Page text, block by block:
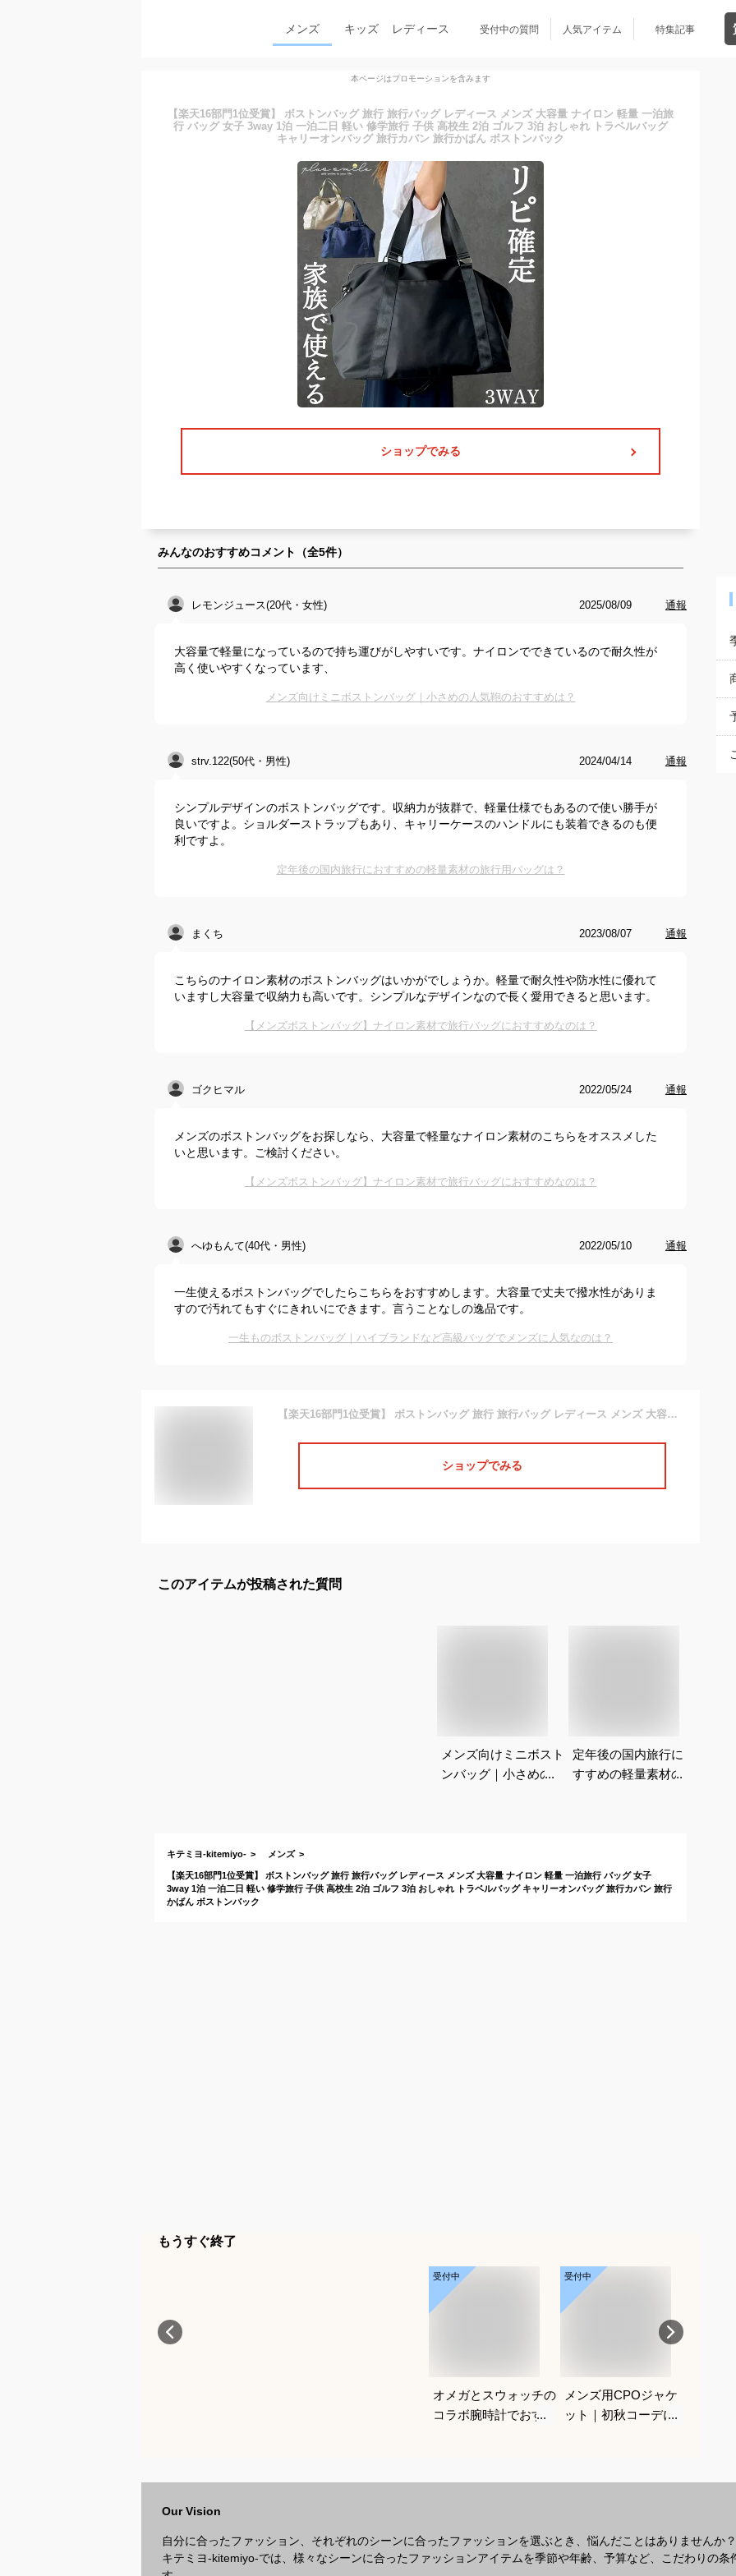
メンズ キッズ レディース 受付中の質問 人気アイテム 特集記事
本ページはプロモーションを含みます
【楽天16部門1位受賞】 ボストンバッグ 旅行 旅行バッグ レディース メンズ 大容量 ナイロン 軽量 一泊旅
行 バッグ 女子 3way 1泊 一泊二日 軽い 修学旅行 子供 高校生 2泊 ゴルフ 3泊 おしゃれ トラベルバッグ
キャリーオンバッグ 旅行カバン 旅行かばん ボストンバック
ショップでみる
みんなのおすすめコメント（全5件）
レモンジュース(20代・女性) 2025/08/09 通報
大容量で軽量になっているので持ち運びがしやすいです。ナイロンでできているので耐久性が
高く使いやすくなっています、
メンズ向けミニボストンバッグ｜小さめの人気鞄のおすすめは？
strv.122(50代・男性) 2024/04/14 通報
シンプルデザインのボストンバッグです。収納力が抜群で、軽量仕様でもあるので使い勝手が
良いですよ。ショルダーストラップもあり、キャリーケースのハンドルにも装着できるのも便
利ですよ。
定年後の国内旅行におすすめの軽量素材の旅行用バッグは？
まくち 2023/08/07 通報
こちらのナイロン素材のボストンバッグはいかがでしょうか。軽量で耐久性や防水性に優れて
いますし大容量で収納力も高いです。シンプルなデザインなので長く愛用できると思います。
【メンズボストンバッグ】ナイロン素材で旅行バッグにおすすめなのは？
ゴクヒマル 2022/05/24 通報
メンズのボストンバッグをお探しなら、大容量で軽量なナイロン素材のこちらをオススメした
いと思います。ご検討ください。
【メンズボストンバッグ】ナイロン素材で旅行バッグにおすすめなのは？
へゆもんて(40代・男性) 2022/05/10 通報
一生使えるボストンバッグでしたらこちらをおすすめします。大容量で丈夫で撥水性がありま
すので汚れてもすぐにきれいにできます。言うことなしの逸品です。
一生ものボストンバッグ｜ハイブランドなど高級バッグでメンズに人気なのは？
【楽天16部門1位受賞】 ボストンバッグ 旅行 旅行バッグ レディース メンズ 大容量 ナイロン 軽量 一泊旅行 バッグ 女子 3way 1泊 一泊二日 軽い 修学旅行 子供 高校生 2泊 ゴルフ 3泊 おしゃれ トラベルバッグ キャリーオンバッグ 旅行カバン 旅行かばん ボストンバック
ショップでみる
このアイテムが投稿された質問
メンズ向けミニボスト
ンバッグ｜小さめの人
定年後の国内旅行にお
すすめの軽量素材の旅
キテミヨ-kitemiyo- メンズ
【楽天16部門1位受賞】 ボストンバッグ 旅行 旅行バッグ レディース メンズ 大容量 ナイロン 軽量 一泊旅行 バッグ 女子
3way 1泊 一泊二日 軽い 修学旅行 子供 高校生 2泊 ゴルフ 3泊 おしゃれ トラベルバッグ キャリーオンバッグ 旅行カバン 旅行
かばん ボストンバック
もうすぐ終了
受付中
オメガとスウォッチの
コラボ腕時計でおすす
受付中
メンズ用CPOジャケ
ット｜初秋コーデに使
Our Vision
自分に合ったファッション、それぞれのシーンに合ったファッションを選ぶとき、悩んだことはありませんか？
キテミヨ-kitemiyo-では、様々なシーンに合ったファッションアイテムを季節や年齢、予算など、こだわりの条